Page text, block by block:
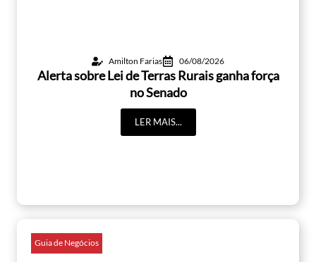
Amilton Farias 06/08/2026
Alerta sobre Lei de Terras Rurais ganha força
no Senado
LER MAIS...
Guia de Negócios